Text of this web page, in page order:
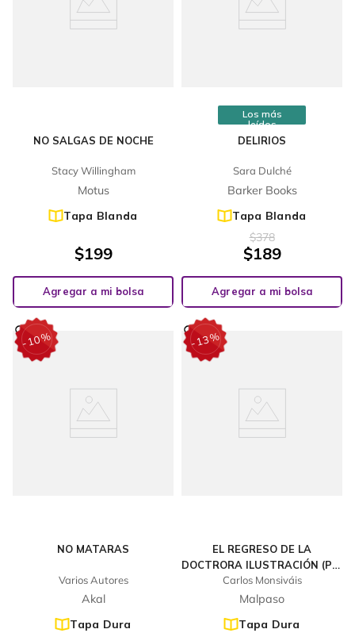
NO SALGAS DE NOCHE
Stacy Willingham
Motus
Tapa Blanda
$199
Agregar a mi bolsa
Los más
leídos
DELIRIOS
Sara Dulché
Barker Books
Tapa Blanda
$378
$189
Agregar a mi bolsa
NO MATARAS
Varios Autores
Akal
Tapa Dura
-10%
EL REGRESO DE LA
DOCTRORA ILUSTRACIÓN (PH.
D.)
Carlos Monsiváis
Malpaso
Tapa Dura
-13%